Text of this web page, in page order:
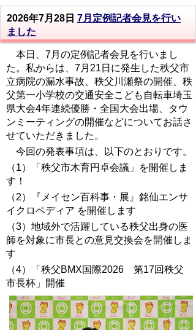
2026年7月28日 7月定例記者会見を行い
ました
本日、7月の定例記者会見を行いまし
た。私からは、7月21日に発生した秩父市
立病院の漏水事故、秩父川瀬祭の開催、秩
父第一小学校の交通安全こども自転車埼玉
県大会4年連続優勝・全国大会出場、タウ
ンミーティングの開催などについてお話さ
せていただきました。
今回の発表事項は、以下のとおりです。
（1）「秩父市木育円卓会議」を開催しま
す！
（2）『メイセン百科事・展』銘仙エンサ
イクロペディア を開催します
（3）地域外で活躍している秩父出身の医
師を対象に市長との意見交換会を開催しま
す
（4）「秩父BMX国際2026 第17回秩父
市長杯」開催